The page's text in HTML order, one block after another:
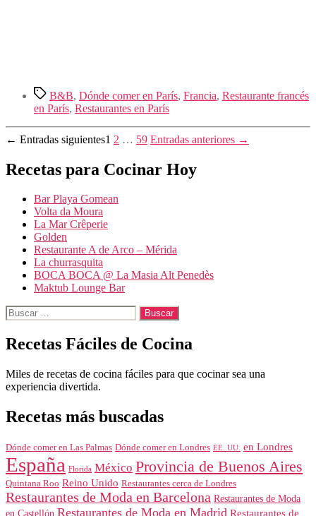
Etiquetas
B&B, Dónde comer en París, Francia, Restaurante francés
en París, Restaurantes en París
Paginación
de
entradas
← Entradas siguientes1 2 … 59 Entradas anteriores →
Recetas para Cocinar Hoy
Bar Playa Gomean
Volta da Moura
La Mar Crêperie
Golden
Restaurante A de Arco – Mérida
La churrasquita
BOCA BOCA @ La Masia Alt Penedès
Maktub Lounge Bar
Buscar:
Recetas Fáciles de Cocina
Miles de recetas de cocina fáciles para que cocinar sea una
experiencia divertida.
Recetas más buscadas
Dónde comer en Las Palmas Dónde comer en Londres EE. UU. en Londres
España Florida México Provincia de Buenos Aires
Quintana Roo Reino Unido Restaurantes cerca de Londres
Restaurantes de Moda en Barcelona Restaurantes de Moda
en Castellón Restaurantes de Moda en Madrid Restaurantes de